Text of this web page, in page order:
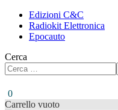
Edizioni C&C
Radiokit Elettronica
Epocauto
Cerca
0
Carrello vuoto